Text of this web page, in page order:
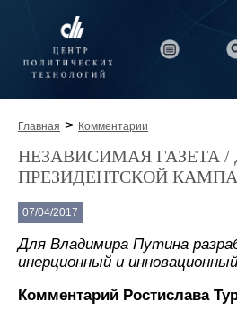
Главная > Комментарии
НЕЗАВИСИМАЯ ГАЗЕТА
ПРЕЗИДЕНТСКОЙ
07/04/2017
Для Владимира Путина
инерционный и
Комментарий Ростислава